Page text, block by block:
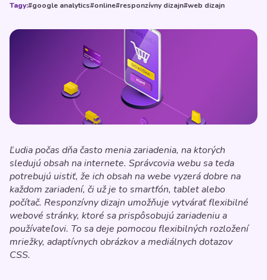
Tagy:#google analytics#online#responzívny dizajn#web dizajn
Ľudia počas dňa často menia zariadenia, na ktorých
sledujú obsah na internete. Správcovia webu sa teda
potrebujú uistiť, že ich obsah na webe vyzerá dobre na
každom zariadení, či už je to smartfón, tablet alebo
počítač. Responzívny dizajn umožňuje vytvárať flexibilné
webové stránky, ktoré sa prispôsobujú zariadeniu a
používateľovi. To sa deje pomocou flexibilných rozložení
mriežky, adaptívnych obrázkov a mediálnych dotazov
CSS.